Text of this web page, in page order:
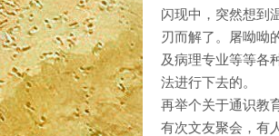
闪现中，突然想到
刃而解了。屠呦呦
及病理专业等等各
法进行下去的。
再举个关于通识教
有次文友聚会，有